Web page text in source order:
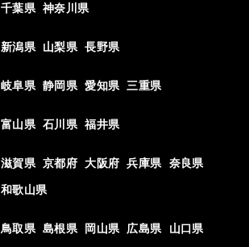
千葉県 神奈川県
新潟県 山梨県 長野県
岐阜県 静岡県 愛知県 三重県
富山県 石川県 福井県
滋賀県 京都府 大阪府 兵庫県 奈良県
和歌山県
鳥取県 島根県 岡山県 広島県 山口県